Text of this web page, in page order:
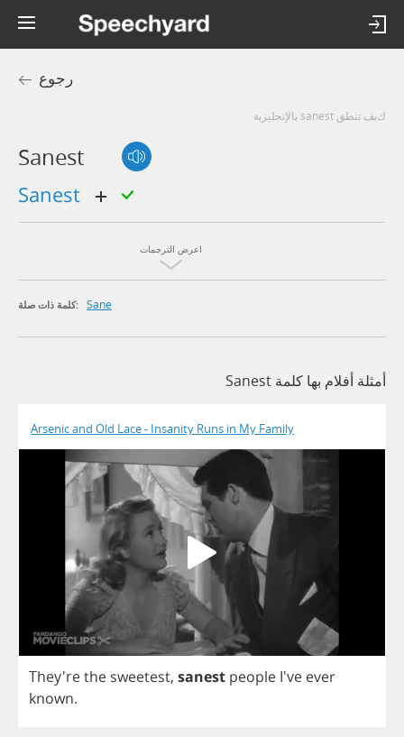
رجوع
كيف تنطق sanest بالإنجليزية
Sanest
sanest
اعرض الترجمات
كلمة ذات صلة: Sane
أمثلة أفلام بها كلمة Sanest
Arsenic and Old Lace - Insanity Runs in My Family
They'rethe sweetest, sanest people I've ever
known.